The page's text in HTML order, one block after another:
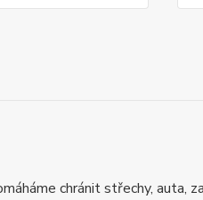
chránit střechy, auta,